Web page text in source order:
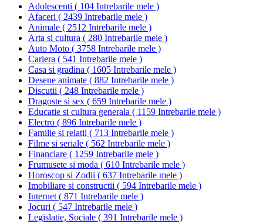
Adolescenti ( 104 Intrebarile mele )
Afaceri ( 2439 Intrebarile mele )
Animale ( 2512 Intrebarile mele )
Arta si cultura ( 280 Intrebarile mele )
Auto Moto ( 3758 Intrebarile mele )
Cariera ( 541 Intrebarile mele )
Casa si gradina ( 1605 Intrebarile mele )
Desene animate ( 882 Intrebarile mele )
Discutii ( 248 Intrebarile mele )
Dragoste si sex ( 659 Intrebarile mele )
Educatie si cultura generala ( 1159 Intrebarile mele )
Electro ( 896 Intrebarile mele )
Familie si relatii ( 713 Intrebarile mele )
Filme si seriale ( 562 Intrebarile mele )
Financiare ( 1259 Intrebarile mele )
Frumusete si moda ( 610 Intrebarile mele )
Horoscop si Zodii ( 637 Intrebarile mele )
Imobiliare si constructii ( 594 Intrebarile mele )
Internet ( 871 Intrebarile mele )
Jocuri ( 547 Intrebarile mele )
Legislatie, Sociale ( 391 Intrebarile mele )